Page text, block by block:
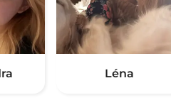
Léna